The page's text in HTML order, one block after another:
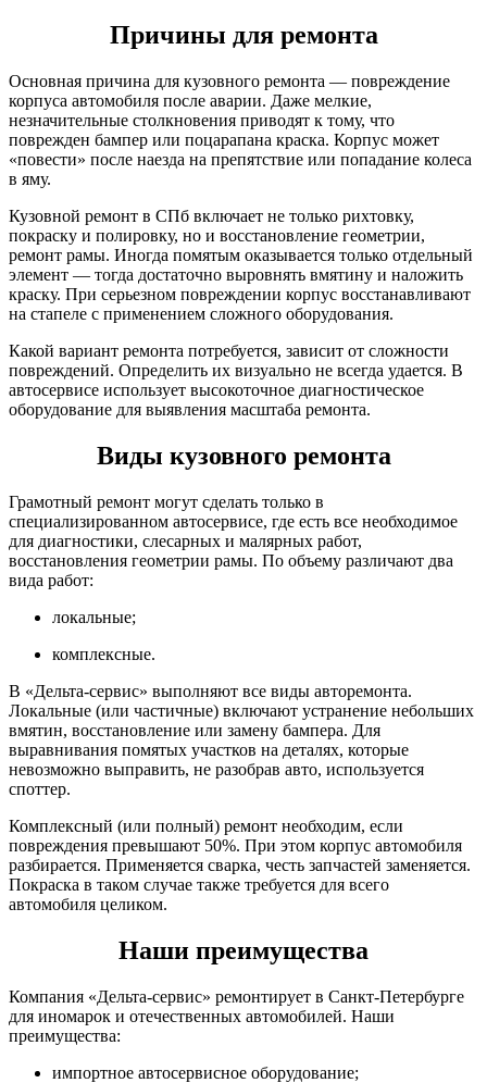
Причины для ремонта
Основная причина для кузовного ремонта — повреждение
корпуса автомобиля после аварии. Даже мелкие,
незначительные столкновения приводят к тому, что
поврежден бампер или поцарапана краска. Корпус может
«повести» после наезда на препятствие или попадание колеса
в яму.
Кузовной ремонт в СПб включает не только рихтовку,
покраску и полировку, но и восстановление геометрии,
ремонт рамы. Иногда помятым оказывается только отдельный
элемент — тогда достаточно выровнять вмятину и наложить
краску. При серьезном повреждении корпус восстанавливают
на стапеле с применением сложного оборудования.
Какой вариант ремонта потребуется, зависит от сложности
повреждений. Определить их визуально не всегда удается. В
автосервисе использует высокоточное диагностическое
оборудование для выявления масштаба ремонта.
Виды кузовного ремонта
Грамотный ремонт могут сделать только в
специализированном автосервисе, где есть все необходимое
для диагностики, слесарных и малярных работ,
восстановления геометрии рамы. По объему различают два
вида работ:
локальные;
комплексные.
В «Дельта-сервис» выполняют все виды авторемонта.
Локальные (или частичные) включают устранение небольших
вмятин, восстановление или замену бампера. Для
выравнивания помятых участков на деталях, которые
невозможно выправить, не разобрав авто, используется
споттер.
Комплексный (или полный) ремонт необходим, если
повреждения превышают 50%. При этом корпус автомобиля
разбирается. Применяется сварка, честь запчастей заменяется.
Покраска в таком случае также требуется для всего
автомобиля целиком.
Наши преимущества
Компания «Дельта-сервис» ремонтирует в Санкт-Петербурге
для иномарок и отечественных автомобилей. Наши
преимущества:
импортное автосервисное оборудование;